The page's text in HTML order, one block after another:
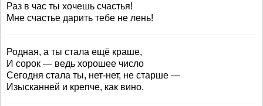
Раз в час ты хочешь счастья!
Мне счастье дарить тебе не лень!
Родная, а ты стала ещё краше,
И сорок — ведь хорошее число
Сегодня стала ты, нет-нет, не старше —
Изысканней и крепче, как вино.